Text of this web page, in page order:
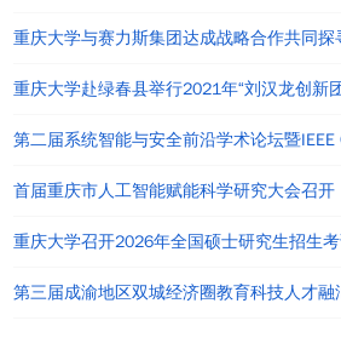
重庆大学与赛力斯集团达成战略合作共同
首届重庆市人工智能赋能科学研究大会召开
重庆大学召开2026年全国硕士研究生招生
第三届成渝地区双城经济圈教育科技人才融